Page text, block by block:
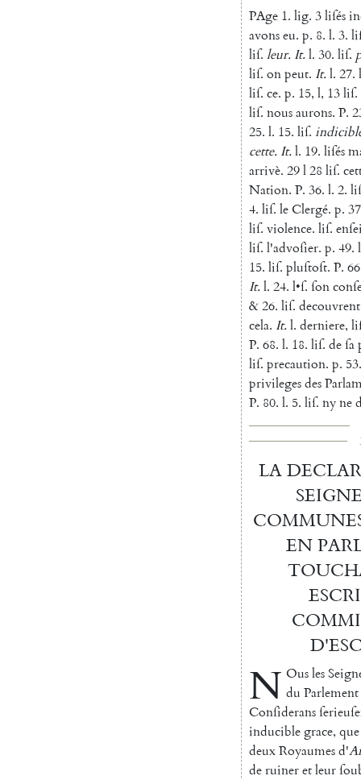
PAge 1. lig. 3liſés
avonseu. p. 8. l. 3.
liſ. leur. It.l. 30. liſ.
liſ. onpeut. It.l. 27.
liſ. ce. p. 15, l, 13liſ.
liſ. nousaurons. P.
25. l. 15. liſ.
cette. It.l. 19. liſés
arrivè. 29l28 liſ.
Nation. P. 36. l. 2. liſ
4. liſ. leClergé. p.
liſ. violence. liſ.
liſ. l'advoſier. p. 49.
15. liſ. pluſtoſt. P.
It.l. 24. l•ſ. ſon
&26. liſ. decouvrent
cela. It.l. derniere,
P. 68. l. 18. liſ. deſa
liſ. precaution. p. 53.
privilegesdes
P. 80. l. 5. liſ. nyne
LA
EN
N Ous les
du Parlement
Conſideransſerieuſe
induciblegrace, que
deuxRoyaumesd'
deruineretleur